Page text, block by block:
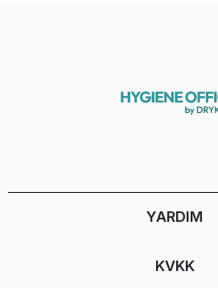
YARDIM
KVKK